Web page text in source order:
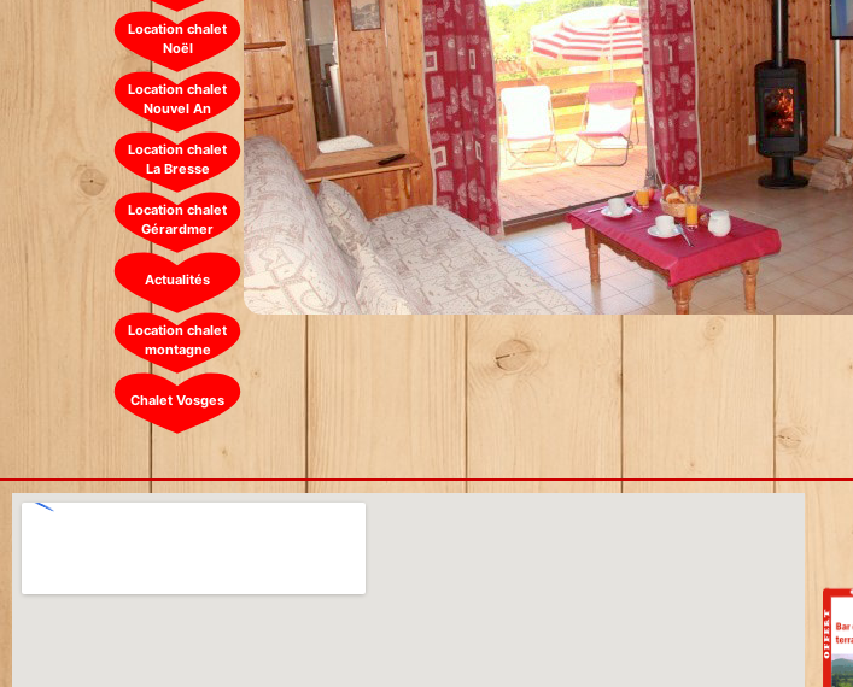
Location chalet
Noël
​Location chalet
Nouvel An
Location chalet
La Bresse
Location chalet
Gérardmer
Actualités
Location chalet
montagne
Chalet Vosges